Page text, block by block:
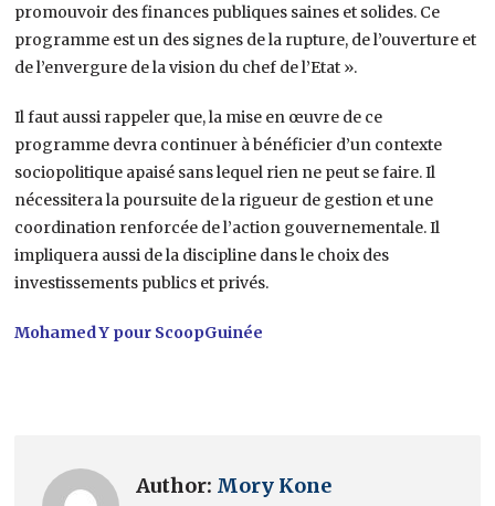
promouvoir des finances publiques saines et solides. Ce
programme est un des signes de la rupture, de l’ouverture et
de l’envergure de la vision du chef de l’Etat ».
Il faut aussi rappeler que, la mise en œuvre de ce
programme devra continuer à bénéficier d’un contexte
sociopolitique apaisé sans lequel rien ne peut se faire. Il
nécessitera la poursuite de la rigueur de gestion et une
coordination renforcée de l’action gouvernementale. Il
impliquera aussi de la discipline dans le choix des
investissements publics et privés.
Mohamed Y pour ScoopGuinée
Author: Mory Kone